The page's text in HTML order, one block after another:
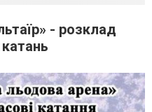
- розклад